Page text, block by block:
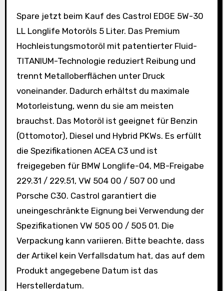
Spare jetzt beim Kauf des Castrol EDGE 5W-30
LL Longlife Motoröls 5 Liter. Das Premium
Hochleistungsmotoröl mit patentierter Fluid-
TITANIUM-Technologie reduziert Reibung und
trennt Metalloberflächen unter Druck
voneinander. Dadurch erhältst du maximale
Motorleistung, wenn du sie am meisten
brauchst. Das Motoröl ist geeignet für Benzin
(Ottomotor), Diesel und Hybrid PKWs. Es erfüllt
die Spezifikationen ACEA C3 und ist
freigegeben für BMW Longlife-04, MB-Freigabe
229.31 / 229.51, VW 504 00 / 507 00 und
Porsche C30. Castrol garantiert die
uneingeschränkte Eignung bei Verwendung der
Spezifikationen VW 505 00 / 505 01. Die
Verpackung kann variieren. Bitte beachte, dass
der Artikel kein Verfallsdatum hat, das auf dem
Produkt angegebene Datum ist das
Herstellerdatum.